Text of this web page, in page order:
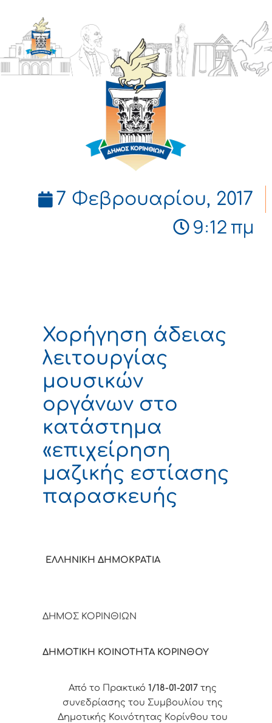
ΔΗΜΟΣ
ΚΟΡΙΝΘΙΩΝ
7 Φεβρουαρίου, 2017
9:12 πμ
Χορήγηση άδειας
λειτουργίας
μουσικών
οργάνων στο
κατάστημα
«επιχείρηση
μαζικής εστίασης
παρασκευής
ΕΛΛΗΝΙΚΗ ΔΗΜΟΚΡΑΤΙΑ
ΔΗΜΟΣ ΚΟΡΙΝΘΙΩΝ
ΔΗΜΟΤΙΚΗ ΚΟΙΝΟΤΗΤΑ ΚΟΡΙΝΘΟΥ
Από το Πρακτικό 1/18-01-2017της
συνεδρίασης του Συμβουλίου της
Δημοτικής Κοινότητας Κορίνθου του